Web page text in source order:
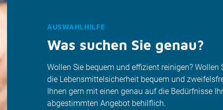
AUSWAHLHILFE
Was suchen Sie genau?
Wollen Sie bequem und effizient reinigen? Wollen
die Lebensmittelsicherheit bequem und
Ihnen gern mit einen genau auf die Bedürfnisse
abgestimmten Angebot behilflich.